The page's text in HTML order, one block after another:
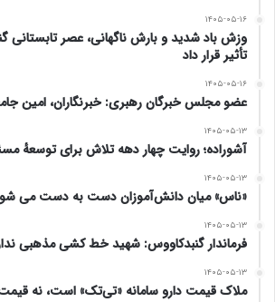
۱۴۰۵-۰۵-۱۶
وزش باد شدید و بارش ناگهانی، عصر تابستانی
تأثیر قرار داد
۱۴۰۵-۰۵-۱۶
عضو مجلس خبرگان رهبری: خبرنگاران، امین
۱۴۰۵-۰۵-۱۳
آشوراده؛ روایت چهار دهه تلاش برای توسعهٔ
۱۴۰۵-۰۵-۱۳
«ناس» میان دانش‌آموزان دست به دست می
۱۴۰۵-۰۵-۱۳
فرماندار گنبدکاووس: شهید خط کشی مذهبی
۱۴۰۵-۰۵-۱۳
ملاک قیمت دارو سامانه «تی‌تک» است، نه